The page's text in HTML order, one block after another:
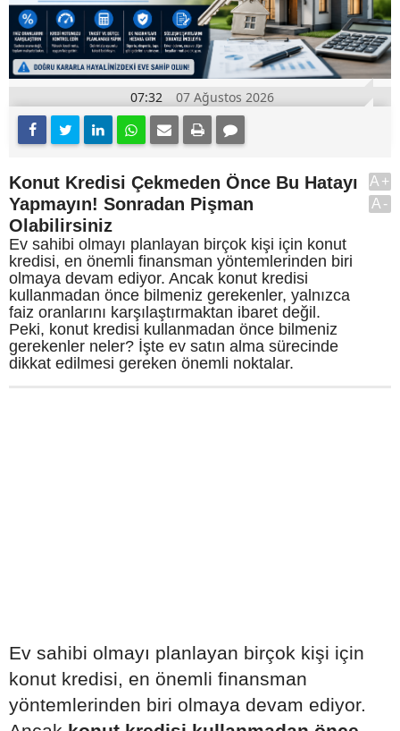
07:32 07 Ağustos 2026
Konut Kredisi Çekmeden Önce Bu Hatayı
Yapmayın! Sonradan Pişman
Olabilirsiniz
Ev sahibi olmayı planlayan birçok kişi için konut
kredisi, en önemli finansman yöntemlerinden biri
olmaya devam ediyor. Ancak konut kredisi
kullanmadan önce bilmeniz gerekenler, yalnızca
faiz oranlarını karşılaştırmaktan ibaret değil.
Peki, konut kredisi kullanmadan önce bilmeniz
gerekenler neler? İşte ev satın alma sürecinde
dikkat edilmesi gereken önemli noktalar.
A+
A-
Ev sahibi olmayı planlayan birçok kişi için
konut kredisi, en önemli finansman
yöntemlerinden biri olmaya devam ediyor.